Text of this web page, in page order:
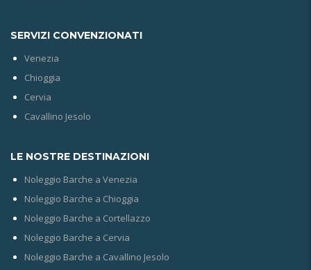
SERVIZI CONVENZIONATI
Venezia
Chioggia
Cervia
Cavallino Jesolo
LE NOSTRE DESTINAZIONI
Noleggio Barche a Venezia
Noleggio Barche a Chioggia
Noleggio Barche a Cortellazzo
Noleggio Barche a Cervia
Noleggio Barche a Cavallino Jesolo